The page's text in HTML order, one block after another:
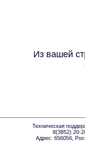
Из вашей
Техническая
8(3852) 20-
Адрес: 656056,